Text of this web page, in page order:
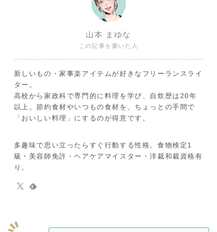
山本 まゆな
この記事を書いた人
新しいもの・家事楽アイテムが好きなフリーランスライ
ター。
高校から家政科で専門的に料理を学び、自炊歴は20年
以上。節約食材やいつもの食材を、ちょっとの手間で
「おいしい料理」にするのが得意です。
多趣味で思い立ったらすぐ行動する性格。食物検定1
級・美容師免許・ヘアケアマイスター・洋裁和裁資格有
り。